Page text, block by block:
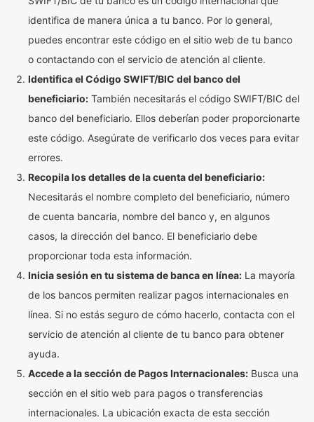
identifica de manera única a tu banco. Por lo general,
puedes encontrar este código en el sitio web de tu banco
o contactando con el servicio de atención al cliente.
Identifica el Código SWIFT/BIC del banco del
beneficiario: También necesitarás el código SWIFT/BIC del
banco del beneficiario. Ellos deberían poder proporcionarte
este código. Asegúrate de verificarlo dos veces para evitar
errores.
Recopila los detalles de la cuenta del beneficiario:
Necesitarás el nombre completo del beneficiario, número
de cuenta bancaria, nombre del banco y, en algunos
casos, la dirección del banco. El beneficiario debe
proporcionar toda esta información.
Inicia sesión en tu sistema de banca en línea: La mayoría
de los bancos permiten realizar pagos internacionales en
línea. Si no estás seguro de cómo hacerlo, contacta con el
servicio de atención al cliente de tu banco para obtener
ayuda.
Accede a la sección de Pagos Internacionales: Busca una
sección en el sitio web para pagos o transferencias
internacionales. La ubicación exacta de esta sección